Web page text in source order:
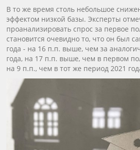
В то же время столь небольшое
эффектом низкой базы. Эксперты
проанализировать спрос за первое
становится очевидно то, что он был
года - на 16 п.п. выше, чем за
года, на 17 п.п. выше, чем в первом
на 9 п.п., чем в тот же период 2021